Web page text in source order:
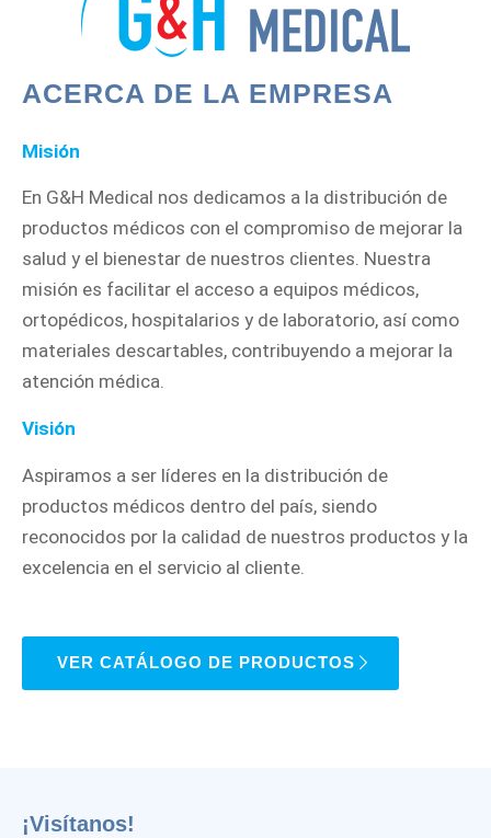
ACERCA DE LA EMPRESA
Misión
En G&H Medical nos dedicamos a la distribución de
productos médicos con el compromiso de mejorar la
salud y el bienestar de nuestros clientes. Nuestra
misión es facilitar el acceso a equipos médicos,
ortopédicos, hospitalarios y de laboratorio, así como
materiales descartables, contribuyendo a mejorar la
atención médica.
Visión
Aspiramos a ser líderes en la distribución de
productos médicos dentro del país, siendo
reconocidos por la calidad de nuestros productos y la
excelencia en el servicio al cliente.
VER CATÁLOGO DE PRODUCTOS
¡Visítanos!